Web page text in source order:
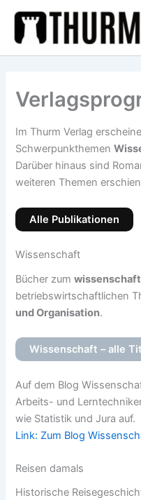
Inhalt
springen
Im Thurm Verlag
Schwerpunkthemen
Darüber hinaus sind
weiteren Themen
Alle Publikationen
Wissenschaft
Bücher zum
betriebswirtschaftlichen
und Organisation.
Wissenschaft – alle
Auf dem Blog
Arbeits- und
wie Statistik und Jura auf.
Link: Zum Blog
Reisen damals
Historische